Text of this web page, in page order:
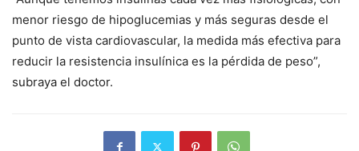
menor riesgo de hipoglucemias y más seguras desde el
punto de vista cardiovascular, la medida más efectiva para
reducir la resistencia insulínica es la pérdida de peso”,
subraya el doctor.